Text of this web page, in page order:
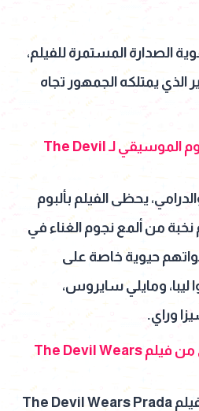
الصدارة المستمرة للفيلم،
يمتلكه الجمهور تجاه
أصوات عالمية تزين الألبوم الموسيقي لـ The Devil
يحظى الفيلم بألبوم
من ألمع نجوم الغناء في
حيوية خاصة على
ليبا، ومايلي سايروس،
وراي.
صناع وأبطال الجزء الثاني من فيلم The Devil Wears
يقود العملية الإخراجية لفيلم The Devil Wears Prada